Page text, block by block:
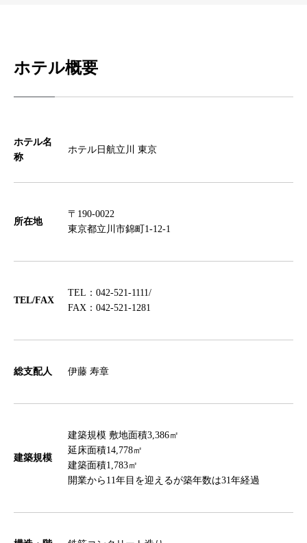
ホテル概要
ホテル名
称
ホテル日航立川 東京
所在地
〒190-0022
東京都立川市錦町1-12-1
TEL/FAX
TEL：042-521-1111/
FAX：042-521-1281
総支配人 伊藤 寿章
建築規模
建築規模 敷地面積3,386㎡
延床面積14,778㎡
建築面積1,783㎡
開業から11年目を迎えるが築年数は31年経過